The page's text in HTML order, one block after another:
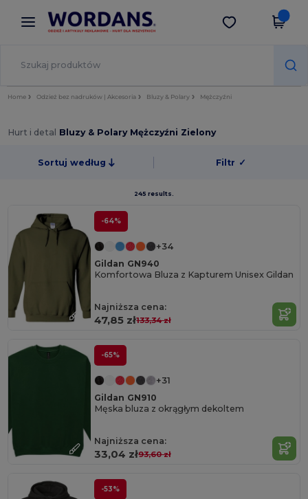
× Aplikacja Wordans
Lepsze ceny w aplikacji!
Pobierz app
Home Odzież bez nadruków | Akcesoria Bluzy & Polary Mężczyźni
Hurt i detal Bluzy & Polary Mężczyźni Zielony
Sortuj według Filtr ✓
245 results.
-64%
+34
Gildan GN940
Komfortowa Bluza z Kapturem Unisex Gildan
Najniższa cena:
47,85 zł133,34 zł
-65%
+31
Gildan GN910
Męska bluza z okrągłym dekoltem
Najniższa cena:
33,04 zł93,60 zł
-53%